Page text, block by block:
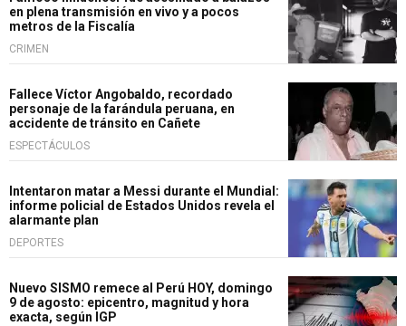
en plena transmisión en vivo y a pocos
metros de la Fiscalía
CRIMEN
Fallece Víctor Angobaldo, recordado
personaje de la farándula peruana, en
accidente de tránsito en Cañete
ESPECTÁCULOS
Intentaron matar a Messi durante el Mundial:
informe policial de Estados Unidos revela el
alarmante plan
DEPORTES
Nuevo SISMO remece al Perú HOY, domingo
9 de agosto: epicentro, magnitud y hora
exacta, según IGP